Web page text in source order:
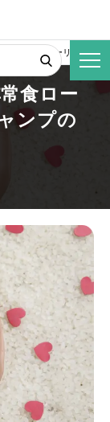
】非常食ローリングス
食ロー
ンプの